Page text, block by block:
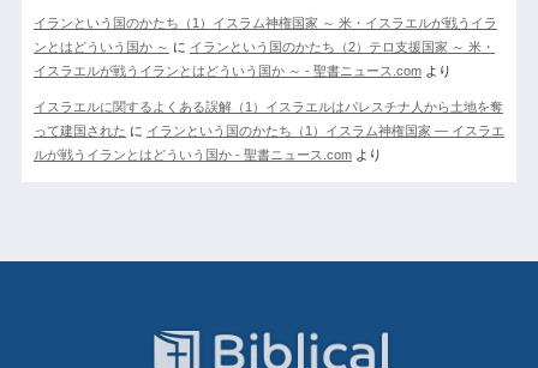
イランという国のかたち（1）イスラム神権国家 ～ 米・イスラエルが戦うイラ
ンとはどういう国か ～ に イランという国のかたち（2）テロ支援国家 ～ 米・
イスラエルが戦うイランとはどういう国か ～ - 聖書ニュース.comより
イスラエルに関するよくある誤解（1）イスラエルはパレスチナ人から土地を奪
って建国された に イランという国のかたち（1）イスラム神権国家 ― イスラエ
ルが戦うイランとはどういう国か - 聖書ニュース.comより